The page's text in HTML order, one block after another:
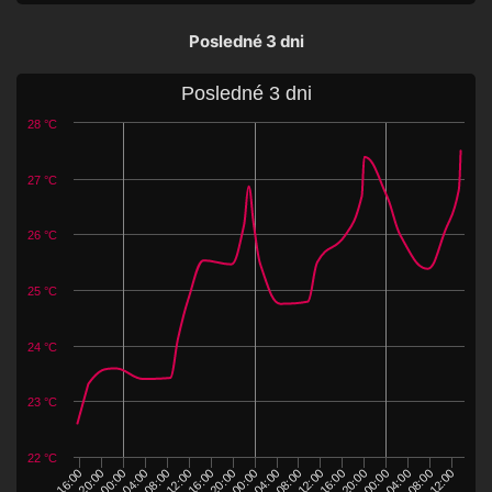
Posledné 3 dni
Posledné 3 dni
16:0020:0000:0004:0008:0012:0016:0020:0000:0004:0008:0012:0016:0020:0000:0004:0008:0012:00
22 °C
23 °C
24 °C
25 °C
26 °C
27 °C
28 °C